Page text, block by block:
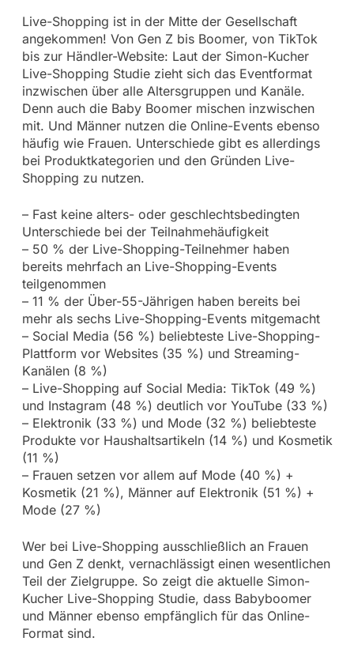
Live-Shopping ist in der Mitte der Gesellschaft
angekommen! Von Gen Z bis Boomer, von TikTok
bis zur Händler-Website: Laut der Simon-Kucher
Live-Shopping Studie zieht sich das Eventformat
inzwischen über alle Altersgruppen und Kanäle.
Denn auch die Baby Boomer mischen inzwischen
mit. Und Männer nutzen die Online-Events ebenso
häufig wie Frauen. Unterschiede gibt es allerdings
bei Produktkategorien und den Gründen Live-
Shopping zu nutzen.
– Fast keine alters- oder geschlechtsbedingten
Unterschiede bei der Teilnahmehäufigkeit
– 50 % der Live-Shopping-Teilnehmer haben
bereits mehrfach an Live-Shopping-Events
teilgenommen
– 11 % der Über-55-Jährigen haben bereits bei
mehr als sechs Live-Shopping-Events mitgemacht
– Social Media (56 %) beliebteste Live-Shopping-
Plattform vor Websites (35 %) und Streaming-
Kanälen (8 %)
– Live-Shopping auf Social Media: TikTok (49 %)
und Instagram (48 %) deutlich vor YouTube (33 %)
– Elektronik (33 %) und Mode (32 %) beliebteste
Produkte vor Haushaltsartikeln (14 %) und Kosmetik
(11 %)
– Frauen setzen vor allem auf Mode (40 %) +
Kosmetik (21 %), Männer auf Elektronik (51 %) +
Mode (27 %)
Wer bei Live-Shopping ausschließlich an Frauen
und Gen Z denkt, vernachlässigt einen wesentlichen
Teil der Zielgruppe. So zeigt die aktuelle Simon-
Kucher Live-Shopping Studie, dass Babyboomer
und Männer ebenso empfänglich für das Online-
Format sind.